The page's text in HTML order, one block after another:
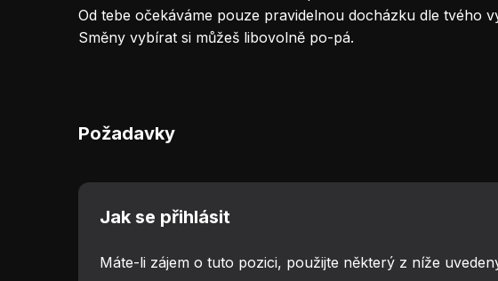
Od tebe očekáváme pouze pravidelnou docházku dle tvého
Směny vybírat si můžeš libovolně po-pá.
Požadavky
Jak se přihlásit
Máte-li zájem o tuto pozici, použijte některý z níže